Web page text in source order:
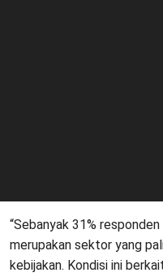
“Sebanyak 31%
merupakan sektor yang
kebijakan. Kondisi ini